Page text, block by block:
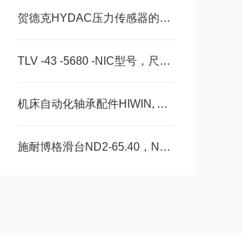
贺德克HYDAC压力传感器的常见故障相应解决方法分享
TLV -43 -5680 -NIC型号，尺寸，长度CS -28 -100 -2RS -B -NIC 。
机床自动化轴承配件HIWIN, ABBA, AMT, PMI, TBI滑块导轨丝杠
施耐博格滑台ND2-65.40，ND2-80.50按需求定制不同模具